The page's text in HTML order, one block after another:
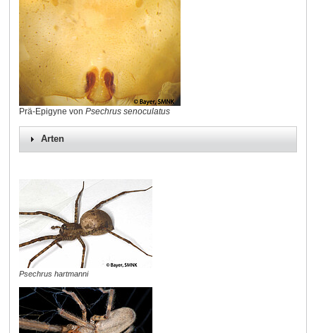
Prä-Epigyne von Psechrus senoculatus
Arten
Psechrus hartmanni